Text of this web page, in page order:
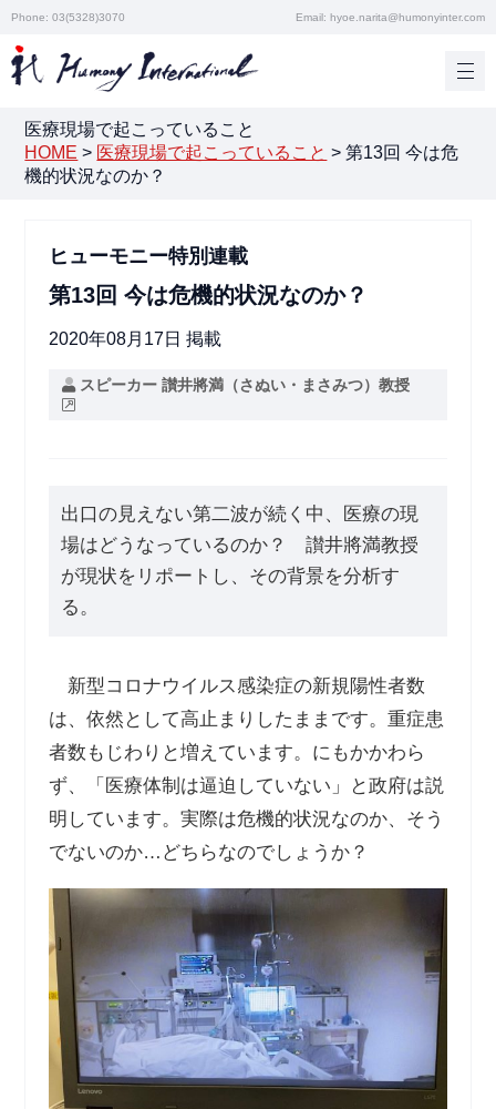
Phone: 03(5328)3070 Email: hyoe.narita@humonyinter.com
医療現場で起こっていること
HOME > 医療現場で起こっていること >第13回 今は危
機的状況なのか？
ヒューモニー特別連載
第13回 今は危機的状況なのか？
2020年08月17日 掲載
スピーカー 讃井將満（さぬい・まさみつ）教授
出口の見えない第二波が続く中、医療の現
場はどうなっているのか？ 讃井將満教授
が現状をリポートし、その背景を分析す
る。
新型コロナウイルス感染症の新規陽性者数
は、依然として高止まりしたままです。重症患
者数もじわりと増えています。にもかかわら
ず、「医療体制は逼迫していない」と政府は説
明しています。実際は危機的状況なのか、そう
でないのか…どちらなのでしょうか？